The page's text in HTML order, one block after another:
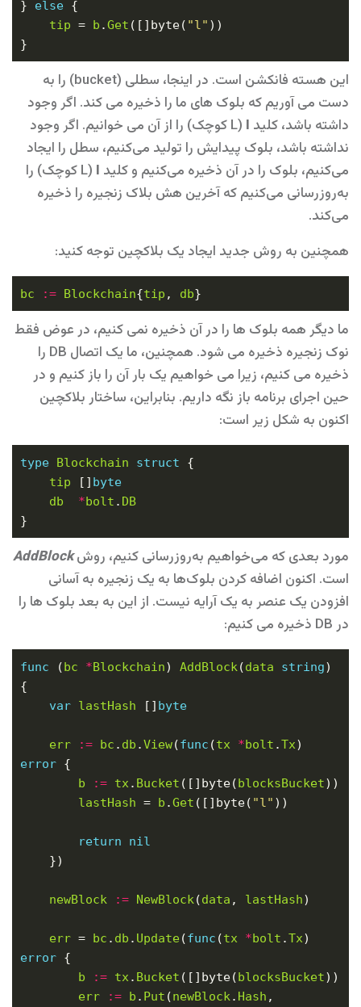
} else
tip = b .Get ([]byte( "l"
این هسته فانکشن است. در اینجا، سطلی (bucket) را به
دست می آوریم که بلوک های ما را ذخیره می کند. اگر وجود
داشته باشد، کلید l
(L کوچک) را از آن می خوانیم. اگر وجود
نداشته باشد، بلوک پیدایش را تولید می‌کنیم، سطل را ایجاد
می‌کنیم، بلوک را در آن ذخیره می‌کنیم و کلید l
(L کوچک) را
به‌روزرسانی می‌کنیم که آخرین هش بلاک زنجیره را ذخیره
می‌کند.
همچنین به روش جدید ایجاد یک بلاکچین توجه کنید:
bc := Blockchain{tip , db
ما دیگر همه بلوک ها را در آن ذخیره نمی کنیم، در عوض فقط
نوک زنجیره ذخیره می شود. همچنین، ما یک اتصال DB را
ذخیره می کنیم، زیرا می خواهیم یک بار آن را باز کنیم و در
حین اجرای برنامه باز نگه داریم. بنابراین، ساختار بلاکچین
اکنون به شکل زیر است:
type Blockchain struct
tip [] byte
db
*bolt . DB
مورد بعدی که می‌خواهیم به‌روزرسانی کنیم، روشAddBlock
است. اکنون اضافه کردن بلوک‌ها به یک زنجیره به آسانی
افزودن یک عنصر به یک آرایه نیست. از این به بعد بلوک ها را
در DB ذخیره می کنیم:
func (bc *Blockchain) AddBlock(data string)
var lastHash [] byte
err := bc . db .View(func (tx *bolt .Tx
error
b
:= tx. Bucket ([]byte(blocksBucket
lastHash = b .Get ([]byte( "l"
return
nil
newBlock := NewBlock(data , lastHash
err = bc . db . Update(func (tx *bolt .Tx
error
b
:= tx. Bucket ([]byte(blocksBucket
err
:= b . Put (newBlock. Hash